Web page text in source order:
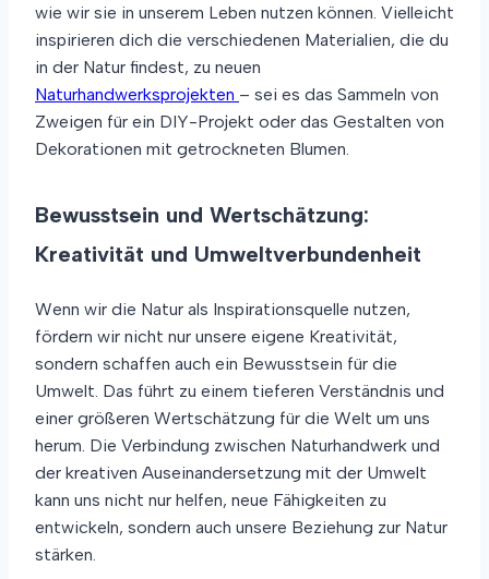
wie wir sie in unserem Leben nutzen können. Vielleicht
inspirieren dich die verschiedenen Materialien, die du
in der Natur findest, zu neuen
Naturhandwerksprojekten – sei es das Sammeln von
Zweigen für ein DIY-Projekt oder das Gestalten von
Dekorationen mit getrockneten Blumen.
Bewusstsein und Wertschätzung:
Kreativität und Umweltverbundenheit
Wenn wir die Natur als Inspirationsquelle nutzen,
fördern wir nicht nur unsere eigene Kreativität,
sondern schaffen auch ein Bewusstsein für die
Umwelt. Das führt zu einem tieferen Verständnis und
einer größeren Wertschätzung für die Welt um uns
herum. Die Verbindung zwischen Naturhandwerk und
der kreativen Auseinandersetzung mit der Umwelt
kann uns nicht nur helfen, neue Fähigkeiten zu
entwickeln, sondern auch unsere Beziehung zur Natur
stärken.